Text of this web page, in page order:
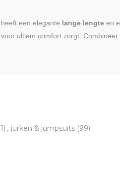
heeft een elegante lange lengte en
ultiem comfort zorgt.
, jurken & jumpsuits (99)